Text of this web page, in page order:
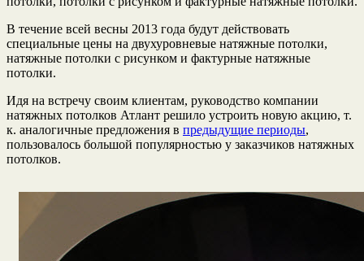
В течение всей весны 2013 года будут действовать
специальные цены на двухуровневые натяжные потолки,
натяжные потолки с рисунком и фактурные натяжные
потолки.
Идя на встречу своим клиентам, руководство компании
натяжных потолков Атлант решило устроить новую акцию, т.
к. аналогичные предложения в предыдущие периоды,
пользовалось большой популярностью у заказчиков натяжных
потолков.